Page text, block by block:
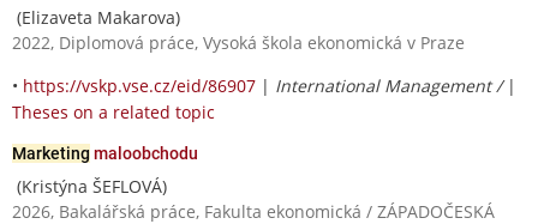
(Elizaveta Makarova)
2022, Diplomová práce, Vysoká škola ekonomická v Praze
• https://vskp.vse.cz/eid/86907 | International Management / |
Theses on a related topic
Marketing maloobchodu
(Kristýna ŠEFLOVÁ)
2026, Bakalářská práce, Fakulta ekonomická / ZÁPADOČESKÁ